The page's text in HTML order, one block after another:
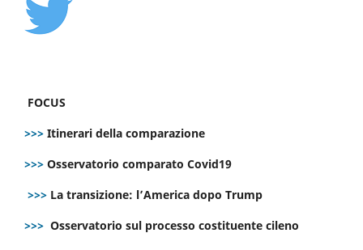
FOCUS
>>> Itinerari della comparazione
>>> Osservatorio comparato Covid19
>>> La transizione: l’America dopo Trump
>>> Osservatorio sul processo costituente cileno